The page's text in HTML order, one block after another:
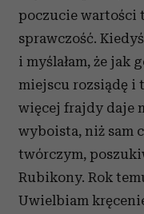
poczucie wartości
sprawczość.
i myślałam, że jak
miejscu rozsiądę i
więcej frajdy daje
wyboista, niż sam
twórczym,
Rubikony. Rok
Uwielbiam